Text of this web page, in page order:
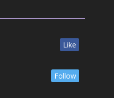
Like
Follow